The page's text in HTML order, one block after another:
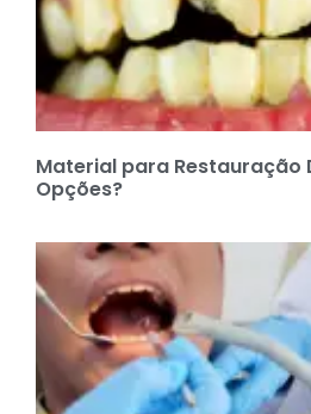
Material para Restauração
Opções?